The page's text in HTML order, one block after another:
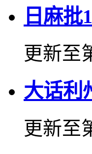
日麻批
更新至
大话利
更新至